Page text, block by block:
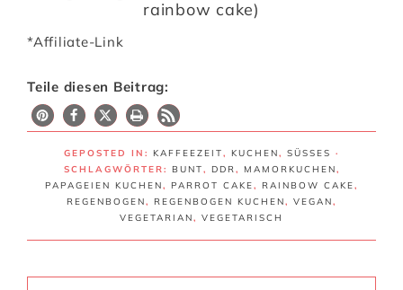
rainbow cake)
*Affiliate-Link
Teile diesen Beitrag:
GEPOSTED IN: KAFFEEZEIT, KUCHEN, SÜSSES
·
SCHLAGWÖRTER: BUNT, DDR, MAMORKUCHEN,
PAPAGEIEN KUCHEN, PARROT CAKE, RAINBOW CAKE,
REGENBOGEN, REGENBOGEN KUCHEN, VEGAN,
VEGETARIAN, VEGETARISCH